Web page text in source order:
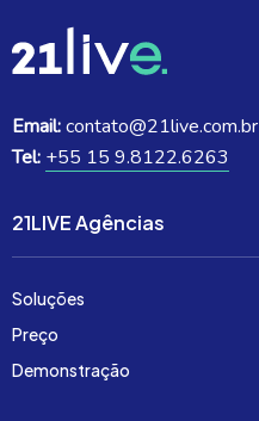
Email:contato@21live.com.br
Tel: +55 15 9.8122.6263
21LIVE Agências
Soluções
Preço
Demonstração